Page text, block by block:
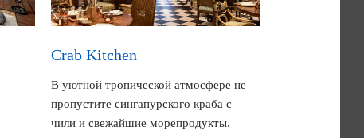
Crab Kitchen
В уютной тропической атмосфере не
пропустите сингапурского краба с
чили и свежайшие морепродукты.